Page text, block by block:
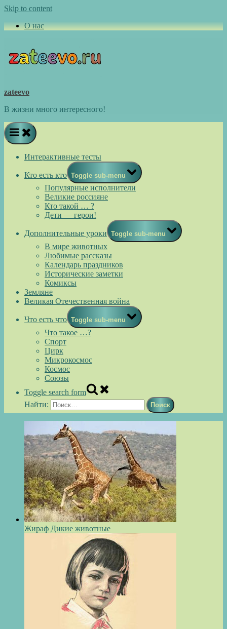
Skip to content
О нас
zateevo
В жизни много интересного!
Интерактивные тесты
Кто есть кто Toggle sub-menu
Популярные исполнители
Великие россияне
Кто такой … ?
Дети — герои!
Дополнительные уроки Toggle sub-menu
В мире животных
Любимые рассказы
Календарь праздников
Исторические заметки
Комиксы
Земляне
Великая Отечественная война
Что есть что Toggle sub-menu
Что такое …?
Спорт
Цирк
Микрокосмос
Космос
Союзы
Toggle search form
Найти:
Жираф Дикие животные